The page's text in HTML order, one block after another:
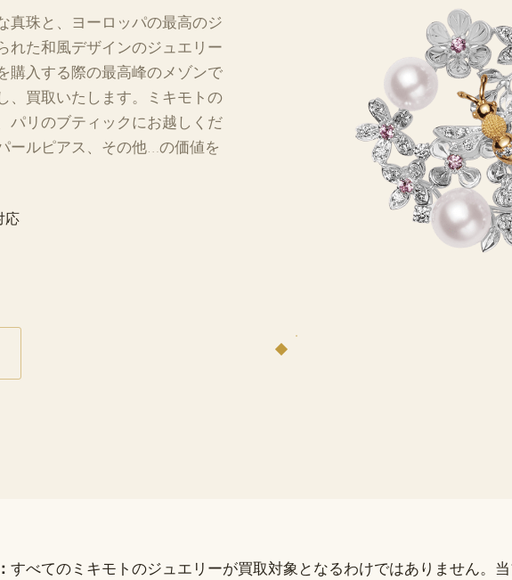
真珠と、ヨーロッパの最高のジ
れた和風デザインのジュエリー
購入する際の最高峰のメゾンで
、買取いたします。ミキモトの
パリのブティックにお越しくだ
ールピアス、その他…の価値を
応
すべてのミキモトのジュエリーが買取対象となるわけではありません。